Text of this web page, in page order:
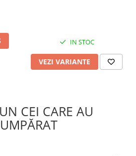
IN STOC
VEZI VARIANTE
CEI CARE AU